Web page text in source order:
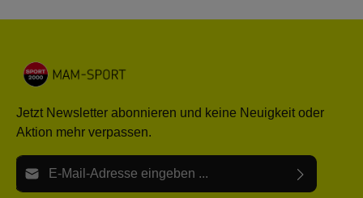
Jetzt Newsletter abonnieren und keine Neuigkeit oder
Aktion mehr verpassen.
E-Mail-Adresse*